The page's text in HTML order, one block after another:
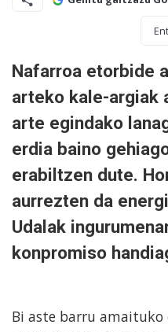
Nafarroa etorbide
arteko kale-argiak
arte egindako
erdia baino
erabiltzen dute.
aurrezten da
Udalak
konpromiso
Bi aste barru